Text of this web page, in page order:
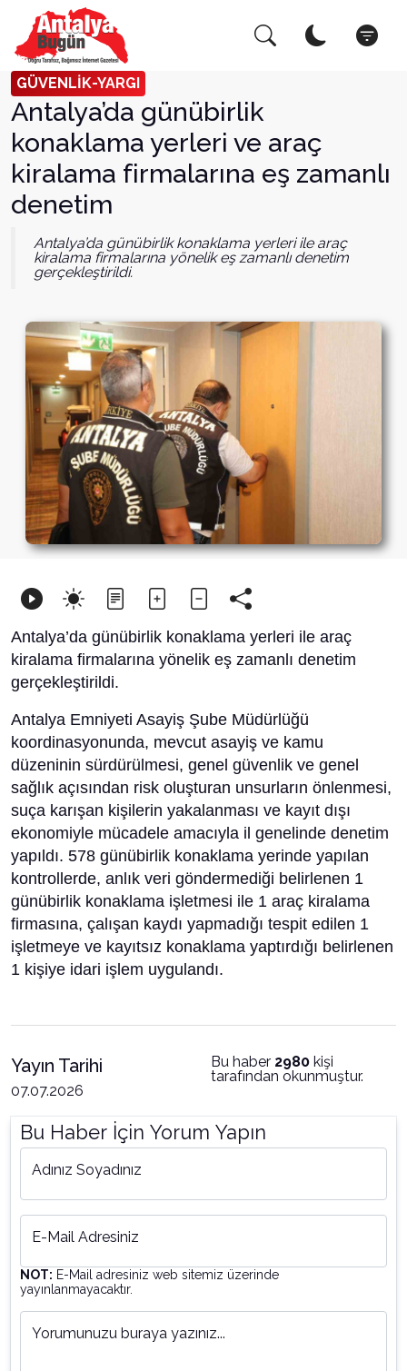
GÜVENLİK-YARGI
Antalya’da günübirlik
konaklama yerleri ve araç
kiralama firmalarına eş zamanlı
denetim
Antalya’da günübirlik konaklama yerleri ile araç
kiralama firmalarına yönelik eş zamanlı denetim
gerçekleştirildi.
Antalya’da günübirlik konaklama yerleri ile araç
kiralama firmalarına yönelik eş zamanlı denetim
gerçekleştirildi.
Antalya Emniyeti Asayiş Şube Müdürlüğü
koordinasyonunda, mevcut asayiş ve kamu
düzeninin sürdürülmesi, genel güvenlik ve genel
sağlık açısından risk oluşturan unsurların önlenmesi,
suça karışan kişilerin yakalanması ve kayıt dışı
ekonomiyle mücadele amacıyla il genelinde denetim
yapıldı. 578 günübirlik konaklama yerinde yapılan
kontrollerde, anlık veri göndermediği belirlenen 1
günübirlik konaklama işletmesi ile 1 araç kiralama
firmasına, çalışan kaydı yapmadığı tespit edilen 1
işletmeye ve kayıtsız konaklama yaptırdığı belirlenen
1 kişiye idari işlem uygulandı.
Yayın Tarihi
07.07.2026
Bu haber 2980 kişi
tarafından okunmuştur.
Bu Haber İçin Yorum Yapın
Adınız Soyadınız
E-Mail Adresiniz
NOT: E-Mail adresiniz web sitemiz üzerinde
yayınlanmayacaktır.
Yorumunuzu buraya yazınız...
Arama Yap! Kapat